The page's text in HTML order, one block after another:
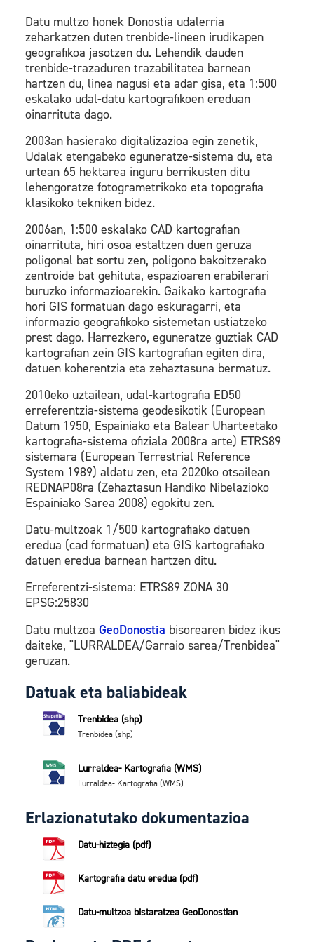
Datu multzo honek Donostia udalerria
zeharkatzen duten trenbide-lineen irudikapen
geografikoa jasotzen du. Lehendik dauden
trenbide-trazaduren trazabilitatea barnean
hartzen du, linea nagusi eta adar gisa, eta 1:500
eskalako udal-datu kartografikoen ereduan
oinarrituta dago.
2003an hasierako digitalizazioa egin zenetik,
Udalak etengabeko eguneratze-sistema du, eta
urtean 65 hektarea inguru berrikusten ditu
lehengoratze fotogrametrikoko eta topografia
klasikoko tekniken bidez.
2006an, 1:500 eskalako CAD kartografian
oinarrituta, hiri osoa estaltzen duen geruza
poligonal bat sortu zen, poligono bakoitzerako
zentroide bat gehituta, espazioaren erabilerari
buruzko informazioarekin. Gaikako kartografia
hori GIS formatuan dago eskuragarri, eta
informazio geografikoko sistemetan ustiatzeko
prest dago. Harrezkero, eguneratze guztiak CAD
kartografian zein GIS kartografian egiten dira,
datuen koherentzia eta zehaztasuna bermatuz.
2010eko uztailean, udal-kartografia ED50
erreferentzia-sistema geodesikotik (European
Datum 1950, Espainiako eta Balear Uharteetako
kartografia-sistema ofiziala 2008ra arte) ETRS89
sistemara (European Terrestrial Reference
System 1989) aldatu zen, eta 2020ko otsailean
REDNAP08ra (Zehaztasun Handiko Nibelazioko
Espainiako Sarea 2008) egokitu zen.
Datu-multzoak 1/500 kartografiako datuen
eredua (cad formatuan) eta GIS kartografiako
datuen eredua barnean hartzen ditu.
Erreferentzi-sistema: ETRS89 ZONA 30
EPSG:25830
Datu multzoa GeoDonostia bisorearen bidez ikus
daiteke, "LURRALDEA/Garraio sarea/Trenbidea"
geruzan.
Datuak eta baliabideak
Trenbidea (shp)
Trenbidea (shp)
Lurraldea- Kartografia (WMS)
Lurraldea- Kartografia (WMS)
Erlazionatutako dokumentazioa
Datu-hiztegia (pdf)
Kartografia datu eredua (pdf)
Datu-multzoa bistaratzea GeoDonostian